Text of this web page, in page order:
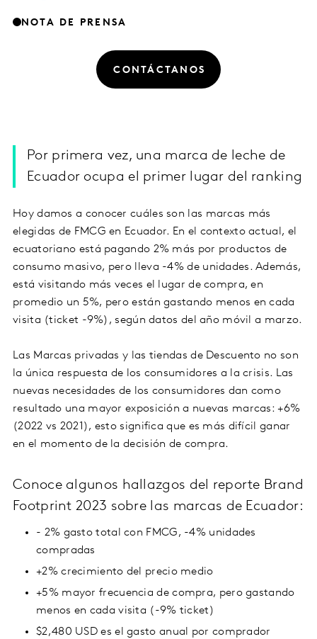
NOTA DE PRENSA
CONTÁCTANOS
Por primera vez, una marca de leche de
Ecuador ocupa el primer lugar del ranking
Hoy damos a conocer cuáles son las marcas más
elegidas de FMCG en Ecuador. En el contexto actual, el
ecuatoriano está pagando 2% más por productos de
consumo masivo, pero lleva -4% de unidades. Además,
está visitando más veces el lugar de compra, en
promedio un 5%, pero están gastando menos en cada
visita (ticket -9%), según datos del año móvil a marzo.
Las Marcas privadas y las tiendas de Descuento no son
la única respuesta de los consumidores a la crisis. Las
nuevas necesidades de los consumidores dan como
resultado una mayor exposición a nuevas marcas: +6%
(2022 vs 2021), esto significa que es más difícil ganar
en el momento de la decisión de compra.
Conoce algunos hallazgos del reporte Brand
Footprint 2023 sobre las marcas de Ecuador:
- 2% gasto total con FMCG, -4% unidades
compradas
+2% crecimiento del precio medio
+5% mayor frecuencia de compra, pero gastando
menos en cada visita (-9% ticket)
$2,480 USD es el gasto anual por comprador